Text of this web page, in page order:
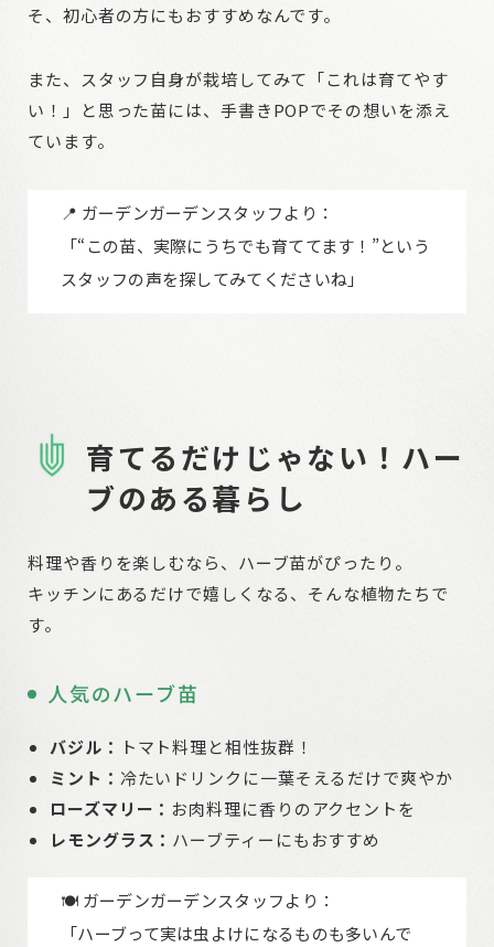
そ、初心者の方にもおすすめなんです。
また、スタッフ自身が栽培してみて「これは育てやす
い！」と思った苗には、手書きPOPでその想いを添え
ています。
📍 ガーデンガーデンスタッフより：
「“この苗、実際にうちでも育ててます！”という
スタッフの声を探してみてくださいね」
育てるだけじゃない！ハー
ブのある暮らし
料理や香りを楽しむなら、ハーブ苗がぴったり。
キッチンにあるだけで嬉しくなる、そんな植物たちで
す。
人気のハーブ苗
バジル： トマト料理と相性抜群！
ミント： 冷たいドリンクに一葉そえるだけで爽やか
ローズマリー： お肉料理に香りのアクセントを
レモングラス： ハーブティーにもおすすめ
🍽 ガーデンガーデンスタッフより：
「ハーブって実は虫よけになるものも多いんで